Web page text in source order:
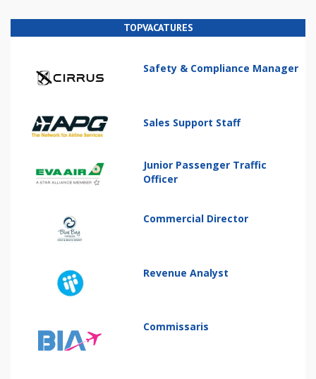
TOPVACATURES
Safety & Compliance Manager
Sales Support Staff
Junior Passenger Traffic
Officer
Commercial Director
Revenue Analyst
Commissaris